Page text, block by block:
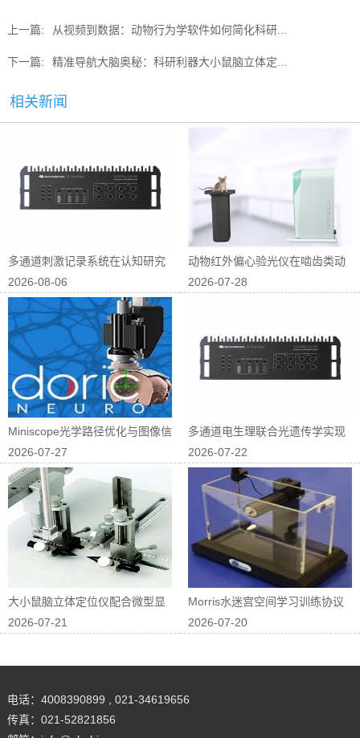
上一篇: 从视频到数据：动物行为学软件如何简化科研...
下一篇: 精准导航大脑奥秘：科研利器大小鼠脑立体定...
相关新闻
多通道刺激记录系统在认知研究
中的应用
2026-08-06
动物红外偏心验光仪在啮齿类动
物屈光研究中...
2026-07-28
Miniscope光学路径优化与图像信
噪...
2026-07-27
多通道电生理联合光遗传学实现
神经回路因果...
2026-07-22
大小鼠脑立体定位仪配合微型显
微镜进行在体...
2026-07-21
Morris水迷宫空间学习训练协议
优化
2026-07-20
电话：4008390899 , 021-34619656
传真：021-52821856